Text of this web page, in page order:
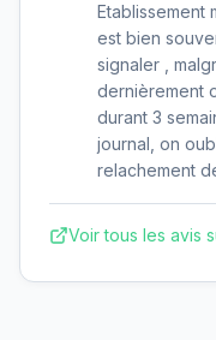
Etablissement
est bien
signaler ,
dernièrement
durant 3
journal, on
relachement
Voir tous les avis